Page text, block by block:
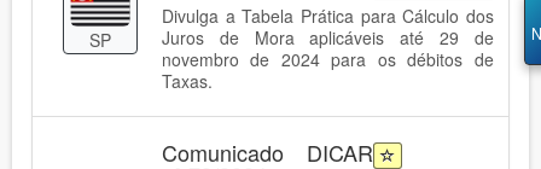
SP
Divulga a Tabela Prática para Cálculo dos
Juros de Mora aplicáveis até 29 de
novembro de 2024 para os débitos de
Taxas.
Comunicado DICAR